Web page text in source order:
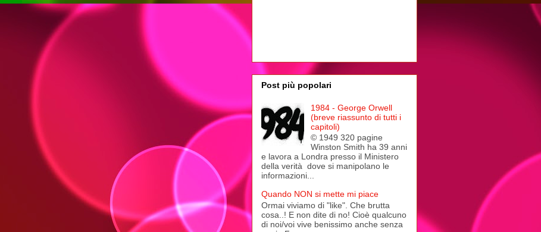
Post più popolari
1984 - George Orwell
(breve riassunto di tutti i
capitoli)
© 1949 320 pagine
Winston Smith ha 39 anni
e lavora a Londra presso il Ministero
della verità dove si manipolano le
informazioni...
Quando NON si mette mi piace
Ormai viviamo di "like". Che brutta
cosa..! E non dite di no! Cioè qualcuno
di noi/voi vive benissimo anche senza